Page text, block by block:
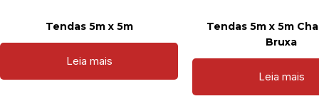
Tendas 5m x 5m
Leia mais
Tendas 5m x 5m
Bruxa
Leia mais